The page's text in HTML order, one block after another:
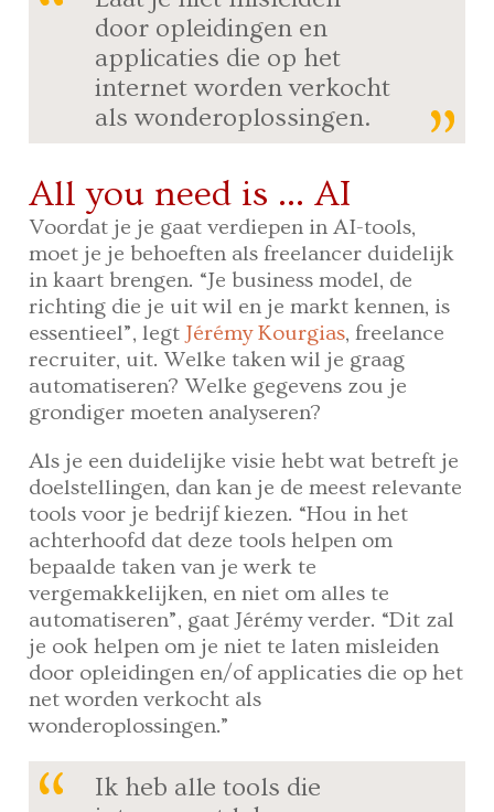
door opleidingen en
applicaties die op het
internet worden verkocht
als wonderoplossingen.
All you need is … AI
Voordat je je gaat verdiepen in AI-tools,
moet je je behoeften als freelancer duidelijk
in kaart brengen. “Je business model, de
richting die je uit wil en je markt kennen, is
essentieel”, legt Jérémy Kourgias, freelance
recruiter, uit. Welke taken wil je graag
automatiseren? Welke gegevens zou je
grondiger moeten analyseren?
Als je een duidelijke visie hebt wat betreft je
doelstellingen, dan kan je de meest relevante
tools voor je bedrijf kiezen. “Hou in het
achterhoofd dat deze tools helpen om
bepaalde taken van je werk te
vergemakkelijken, en niet om alles te
automatiseren”, gaat Jérémy verder. “Dit zal
je ook helpen om je niet te laten misleiden
door opleidingen en/of applicaties die op het
net worden verkocht als
wonderoplossingen.”
Ik heb alle tools die